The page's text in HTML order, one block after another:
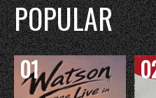
POPULAR